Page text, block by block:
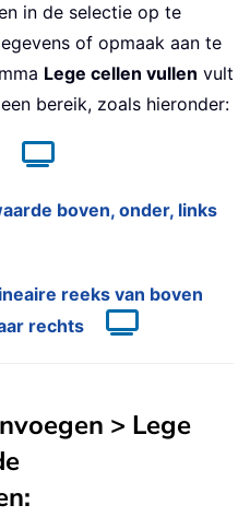
in de selectie op te
of opmaak aan te
Lege cellen vullen vult
bereik, zoals hieronder:
boven, onder, links
reeks van boven
rechts
> Lege